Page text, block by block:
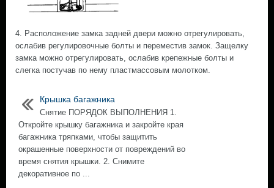
4. Расположение замка задней двери можно отрегулировать,
ослабив регулировочные болты и переместив замок. Защелку
замка можно отрегулировать, ослабив крепежные болты и
слегка постучав по нему пластмассовым молотком.
Крышка багажника
Снятие ПОРЯДОК ВЫПОЛНЕНИЯ 1.
Откройте крышку багажника и закройте края
багажника тряпками, чтобы защитить
окрашенные поверхности от повреждений во
время снятия крышки. 2. Снимите
декоративное по ...